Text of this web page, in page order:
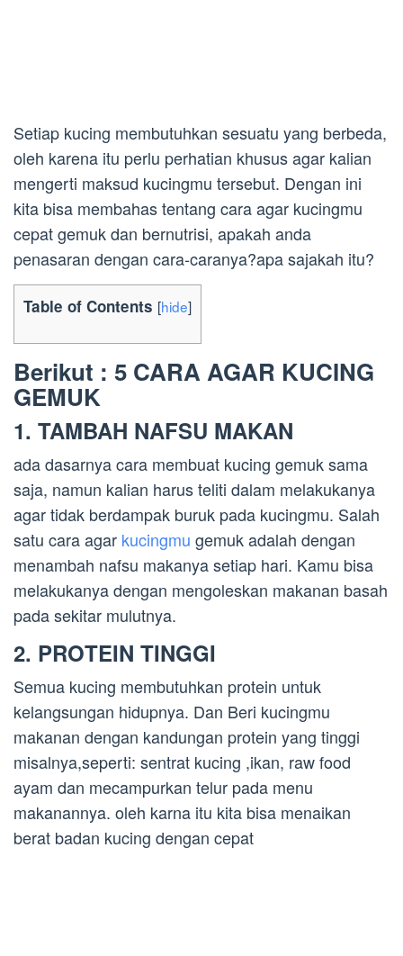
Setiap kucing membutuhkan sesuatu yang berbeda,
oleh karena itu perlu perhatian khusus agar kalian
mengerti maksud kucingmu tersebut. Dengan ini
kita bisa membahas tentang cara agar kucingmu
cepat gemuk dan bernutrisi, apakah anda
penasaran dengan cara-caranya?apa sajakah itu?
Table of Contents [hide]
Berikut : 5 CARA AGAR KUCING
GEMUK
1. TAMBAH NAFSU MAKAN
ada dasarnya cara membuat kucing gemuk sama
saja, namun kalian harus teliti dalam melakukanya
agar tidak berdampak buruk pada kucingmu. Salah
satu cara agar kucingmu gemuk adalah dengan
menambah nafsu makanya setiap hari. Kamu bisa
melakukanya dengan mengoleskan makanan basah
pada sekitar mulutnya.
2. PROTEIN TINGGI
Semua kucing membutuhkan protein untuk
kelangsungan hidupnya. Dan Beri kucingmu
makanan dengan kandungan protein yang tinggi
misalnya,seperti: sentrat kucing ,ikan, raw food
ayam dan mecampurkan telur pada menu
makanannya. oleh karna itu kita bisa menaikan
berat badan kucing dengan cepat